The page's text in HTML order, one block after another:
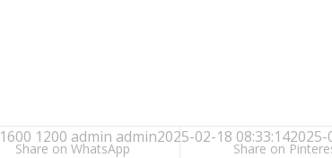
Share on WhatsApp Share on
1600 1200 admin admin2025-02-18 08:33:142025-